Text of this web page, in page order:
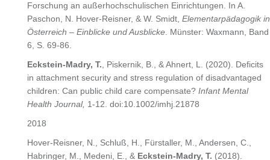
Forschung an außerhochschulischen Einrichtungen. In A.
Paschon, N. Hover-Reisner, & W. Smidt, Elementarpädagogik in
Österreich – Einblicke und Ausblicke . Münster: Waxmann, Band
6, S. 69-86.
Eckstein-Madry, T. , Piskernik, B., & Ahnert, L. (2020). Deficits
in attachment security and stress regulation of disadvantaged
children: Can public child care compensate? Infant Mental
Health Journal, 1-12. doi:10.1002/imhj.21878
2018
Hover-Reisner, N., Schluß, H., Fürstaller, M., Andersen, C.,
Habringer, M., Medeni, E., & Eckstein-Madry, T. (2018).